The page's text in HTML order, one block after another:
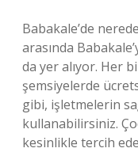
Babakale’de
arasında
da yer alıyor. Her
şemsiyelerde
gibi, işletmelerin
kullanabilirsiniz.
kesinlikle tercih